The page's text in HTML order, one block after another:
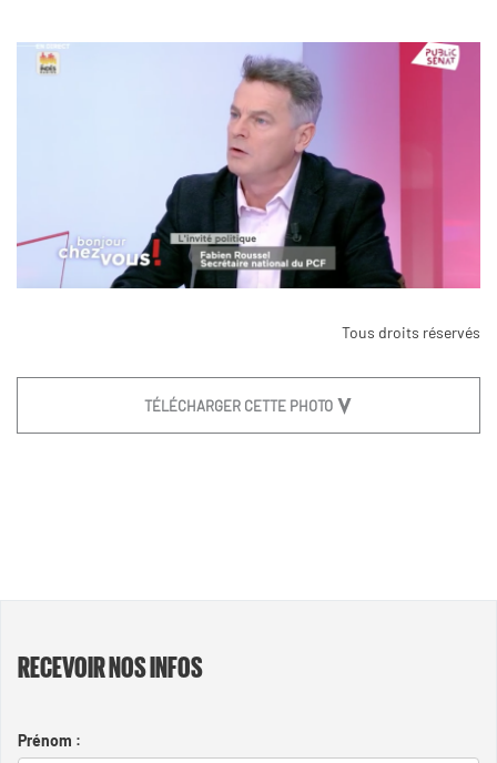
Tous droits réservés
TÉLÉCHARGER CETTE PHOTO
RECEVOIR NOS INFOS
Prénom :